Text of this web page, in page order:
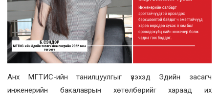
Анх МГТИС-ийн танилцуулгыг үзэхэд Эдийн засагч
инженерийн бакалаврын хөтөлбөрийг хараад их